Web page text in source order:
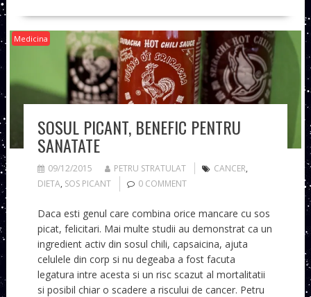
Medicina
SOSUL PICANT, BENEFIC PENTRU
SANATATE
09/12/2015 PETRU STRATULAT CANCER,
DIETA, SOS PICANT 0 COMMENT
Daca esti genul care combina orice mancare cu sos
picat, felicitari. Mai multe studii au demonstrat ca un
ingredient activ din sosul chili, capsaicina, ajuta
celulele din corp si nu degeaba a fost facuta
legatura intre acesta si un risc scazut al mortalitatii
si posibil chiar o scadere a riscului de cancer. Petru